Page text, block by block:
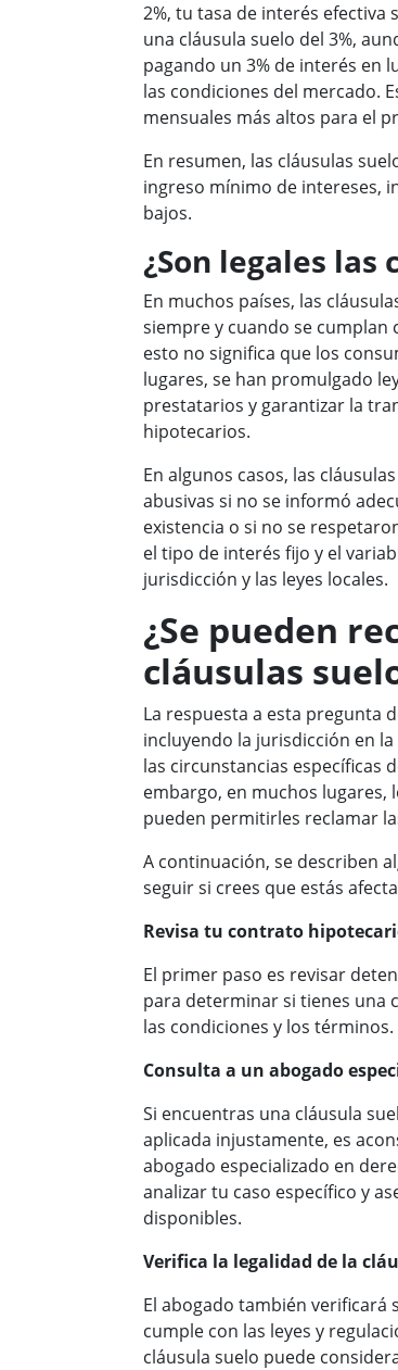
2%, tu tasa de interés efectiva
una cláusula suelo del 3%,
pagando un 3% de interés en
las condiciones del mercado.
mensuales más altos para el
En resumen, las cláusulas
ingreso mínimo de intereses,
bajos.
¿Son legales las
En muchos países, las
siempre y cuando se cumplan
esto no significa que los
lugares, se han promulgado
prestatarios y garantizar la
hipotecarios.
En algunos casos, las
abusivas si no se informó
existencia o si no se
el tipo de interés fijo y el
jurisdicción y las leyes locales.
¿Se pueden
cláusulas
La respuesta a esta pregunta
incluyendo la jurisdicción en
las circunstancias específicas
embargo, en muchos
pueden permitirles reclamar
A continuación, se describen
seguir si crees que estás
Revisa tu contrato
El primer paso es revisar
para determinar si tienes una
las condiciones y los términos.
Consulta a un abogado
Si encuentras una cláusula
aplicada injustamente, es
abogado especializado en
analizar tu caso específico y
disponibles.
Verifica la legalidad de la
El abogado también verificará
cumple con las leyes y
cláusula suelo puede